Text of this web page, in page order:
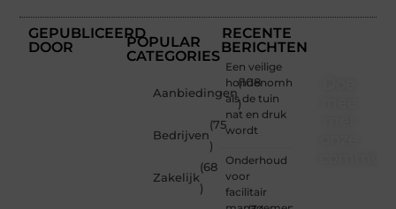
GEPUBLICEERD
DOOR
POPULAR
CATEGORIES
Aanbiedingen
(108
)
Bedrijven
(75
)
Zakelijk
(68
)
RECENTE
BERICHTEN
Een veilige
hondenomheining
als de tuin
nat en druk
wordt
Onderhoud
voor
facilitair